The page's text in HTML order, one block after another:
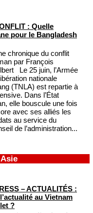
: Quelle
pour le Bangladesh
chronique du conflit
par François
Le 25 juin, l’Armée
nationale
(TNLA) est repartie à
Dans l’État
elle bouscule une fois
avec ses alliés les
au service du
de l’administration...
– ACTUALITÉS :
au Vietnam
?